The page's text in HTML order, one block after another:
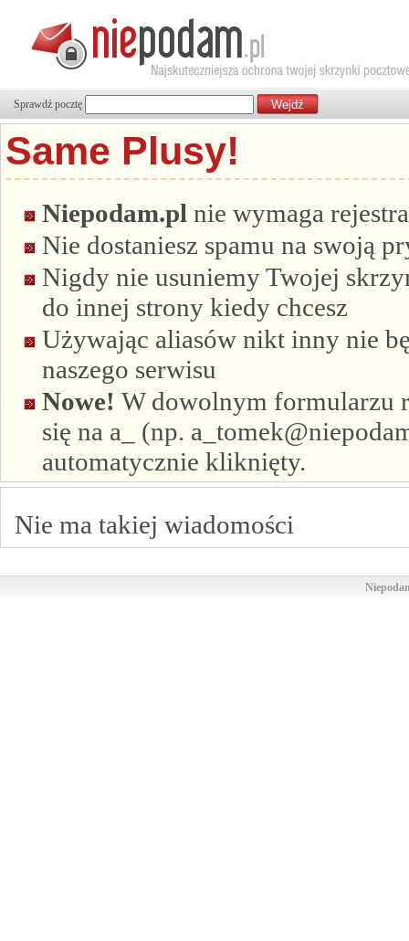
Sprawdź pocztę
Same Plusy!
Niepodam.pl nie wymaga
Nie dostaniesz spamu na swoją
Nigdy nie usuniemy Twojej
do innej strony kiedy chcesz
Używając aliasów nikt inny nie
naszego serwisu
Nowe! W dowolnym formularzu
się na a_ (np.
automatycznie kliknięty.
Nie ma takiej wiadomości